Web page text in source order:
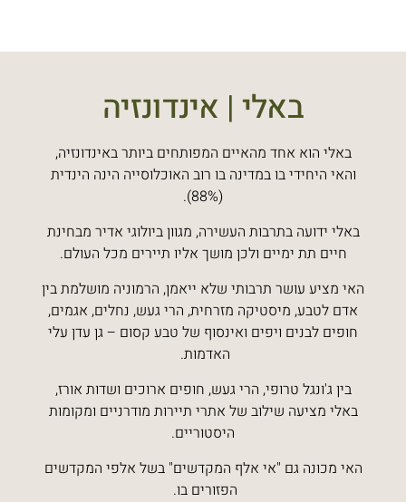
באלי | אינדונזיה
באלי הוא אחד מהאיים המפותחים ביותר באינדונזיה,
והאי היחידי בו במדינה בו רוב האוכלוסייה הינה הינדית
(88%).
באלי ידועה בתרבות העשירה, מגוון ביולוגי אדיר מבחינת
חיים תת ימיים ולכן מושך אליו תיירים מכל העולם.
האי מציע עושר תרבותי שלא ייאמן, הרמוניה מושלמת בין
אדם לטבע, מיסטיקה מזרחית, הרי געש, נחלים, אגמים,
חופים לבנים ויפים ואינסוף של טבע קסום – גן עדן עלי
האדמות.
בין ג'ונגל טרופי, הרי געש, חופים ארוכים ושדות אורז,
באלי מציעה שילוב של אתרי תיירות מודרניים ומקומות
היסטוריים.
האי מכונה גם "אי אלף המקדשים" בשל אלפי המקדשים
הפזורים בו.